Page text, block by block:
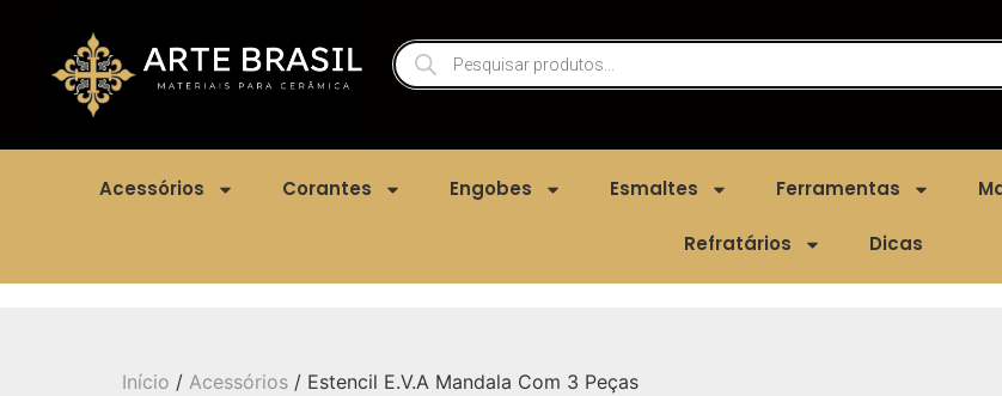
Acessórios Corantes Engobes Esmaltes Ferramentas
Refratários Dicas
Início / Acessórios / Estencil E.V.A Mandala Com 3 Peças